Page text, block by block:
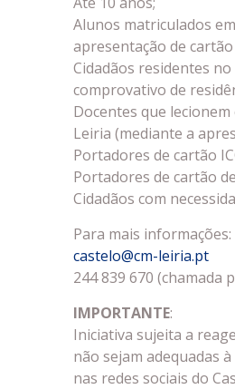
Alunos matriculados
apresentação de
Cidadãos residentes
comprovativo de
Docentes que
Leiria (mediante a
Portadores de cartão
Portadores de cartão
Cidadãos com
Para mais informações:
castelo@cm-leiria.pt
244 839 670 (chamada
IMPORTANTE:
Iniciativa sujeita a
não sejam adequadas
nas redes sociais do